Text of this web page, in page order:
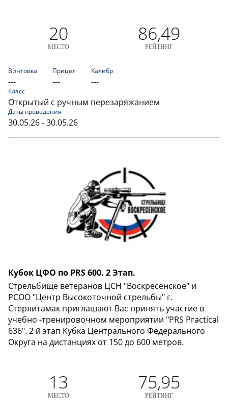
20
МЕСТО
86,49
РЕЙТИНГ
Винтовка
---
Прицел
---
Калибр
---
Класс
Открытый с ручным перезаряжанием
Даты проведения
30.05.26 - 30.05.26
Кубок ЦФО по PRS 600. 2 Этап.
Стрельбище ветеранов ЦСН "Воскресенское" и
РСОО "Центр Высокоточной стрельбы" г.
Стерлитамак приглашают Вас принять участие в
учебно -тренировочном мероприятии "PRS Practical
636". 2 й этап Кубка Центрального Федерального
Округа на дистанциях от 150 до 600 метров.
13
МЕСТО
75,95
РЕЙТИНГ